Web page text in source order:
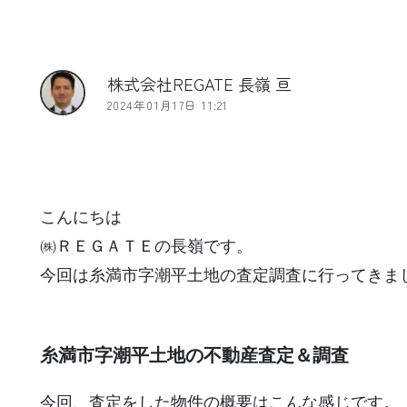
株式会社REGATE 長嶺 亘
2024年01月17日 11:21
こんにちは
㈱ＲＥＧＡＴＥの長嶺です。
今回は糸満市字潮平土地の査定調査に行ってきま
糸満市字潮平土地の不動産査定＆調査
今回、査定をした物件の概要はこんな感じです。